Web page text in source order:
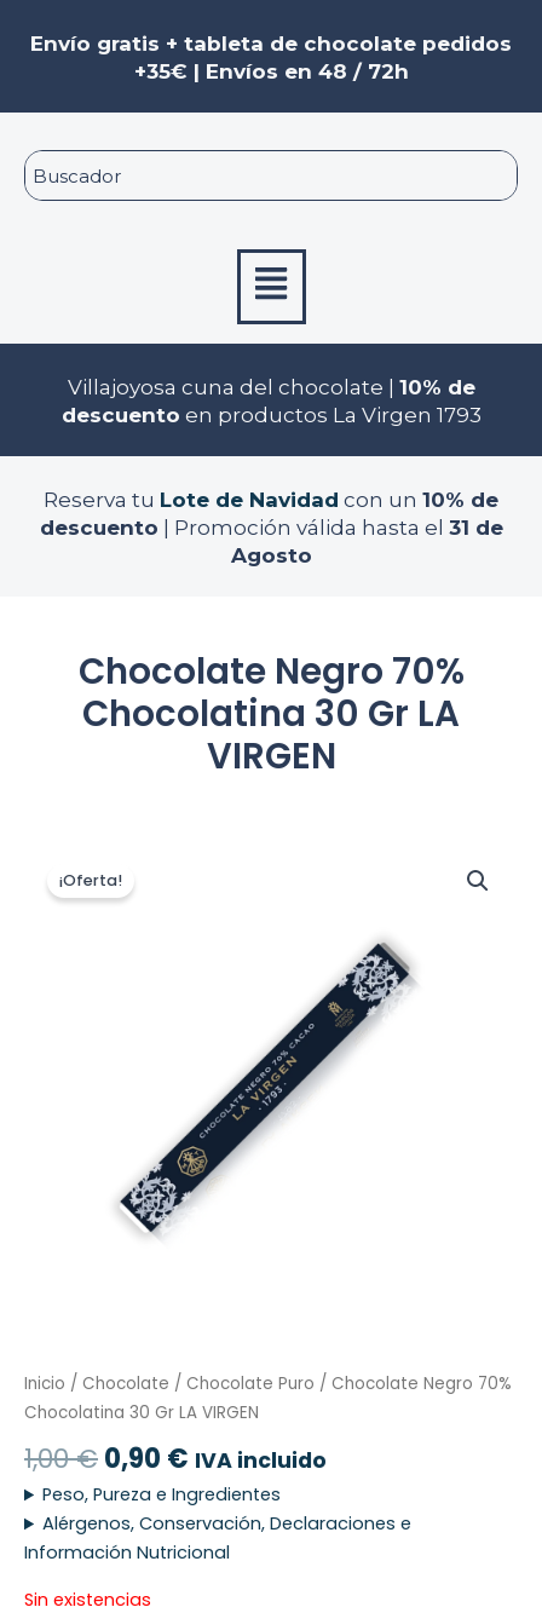
Envío gratis + tableta de chocolate pedidos
+35€ | Envíos en 48 / 72h
Menú
Villajoyosa cuna del chocolate | 10% de
descuento en productos La Virgen 1793
Reserva tu Lote de Navidad con un 10% de
descuento | Promoción válida hasta el 31 de
Agosto
Chocolate Negro 70%
Chocolatina 30 Gr LA
VIRGEN
¡Oferta!
Inicio / Chocolate / Chocolate Puro / Chocolate Negro 70%
Chocolatina 30 Gr LA VIRGEN
1,00€
precio
original
0,90 € IVA incluido
Peso, Pureza e Ingredientes
Alérgenos, Conservación, Declaraciones e
Información Nutricional
Sin existencias